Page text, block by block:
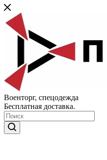
Военторг, спецодежда
Бесплатная доставка.